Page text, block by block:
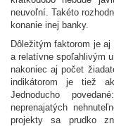
neuvoľní. Takéto
konanie inej banky.
Dôležitým faktorom je
a relatívne spoľahlivým
nakoniec aj počet
indikátorom je tiež
Jednoducho
neprenajatých
projekty sa prudko